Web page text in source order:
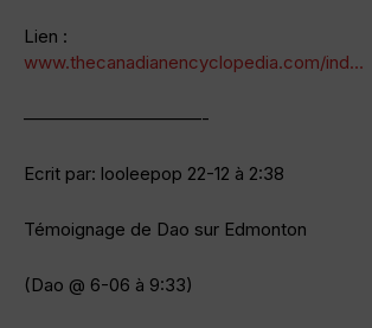
Lien :
www.thecanadianencyclopedia.com/ind…
——————————-
Ecrit par: looleepop 22-12 à 2:38
Témoignage de Dao sur Edmonton
(Dao @ 6-06 à 9:33)